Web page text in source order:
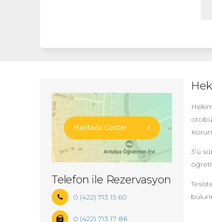
3’ü
Haritada Göster
Telefon ile Rezervasyon
0 (422) 713 15 60
0 (422) 713 17 86